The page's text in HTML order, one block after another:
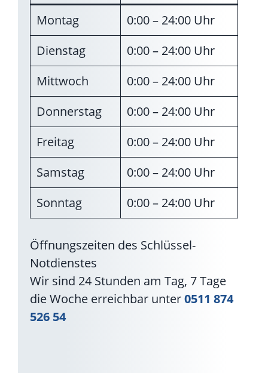
Montag
0:00 – 24:00 Uhr
Dienstag
0:00 – 24:00 Uhr
Mittwoch
0:00 – 24:00 Uhr
Donnerstag
0:00 – 24:00 Uhr
Freitag
0:00 – 24:00 Uhr
Samstag
0:00 – 24:00 Uhr
Sonntag
0:00 – 24:00 Uhr
Öffnungszeiten des Schlüssel-
Notdienstes
Wir sind 24 Stunden am Tag, 7 Tage
die Woche erreichbar unter0511 874
526 54